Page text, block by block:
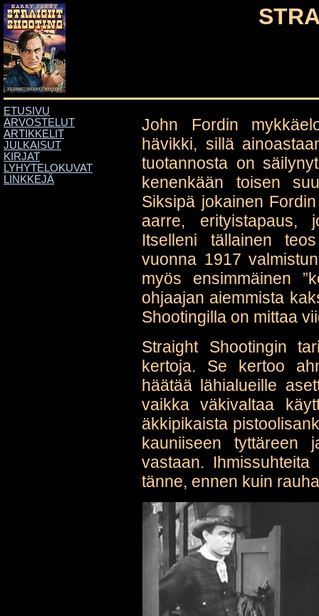
ETUSIVU
ARVOSTELUT
ARTIKKELIT
JULKAISUT
KIRJAT
LYHYTELOKUVAT
LINKKEJÄ
John Fordin
hävikki, sillä
tuotannosta on
kenenkään toisen
Siksipä jokainen
aarre, erityistapaus,
Itselleni tällainen
vuonna 1917
myös ensimmäinen
ohjaajan aiemmista
Shootingilla on mittaa
Straight Shootingin
kertoja. Se kertoo
häätää lähialueille
vaikka väkivaltaa
äkkipikaista
kauniiseen tyttäreen
vastaan.
tänne, ennen kuin